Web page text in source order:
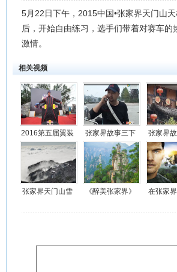
5月22日下午，2015中国•张家界天门山
后，开始自由练习，选手们带着对赛车
激情。
相关视频
2016第五届翼装
飞行视频
张家界故事三下
锅《良心抉择》
视频
张家界
票》
张家界天门山雪
《醉美张家界》
在张家